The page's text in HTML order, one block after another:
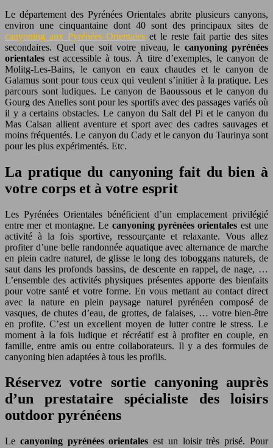
Le département des Pyrénées Orientales abrite plusieurs canyons,
environ une cinquantaine dont 40 sont des principaux sites de
canyoning aux Pyrénées Orientales et le reste fait partie des sites
secondaires. Quel que soit votre niveau, le canyoning pyrénées
orientales est accessible à tous. À titre d’exemples, le canyon de
Molitg-Les-Bains, le canyon en eaux chaudes et le canyon de
Galamus sont pour tous ceux qui veulent s’initier à la pratique. Les
parcours sont ludiques. Le canyon de Baoussous et le canyon du
Gourg des Anelles sont pour les sportifs avec des passages variés où
il y a certains obstacles. Le canyon du Salt del Pi et le canyon du
Mas Calsan allient aventure et sport avec des cadres sauvages et
moins fréquentés. Le canyon du Cady et le canyon du Taurinya sont
pour les plus expérimentés. Etc.
La pratique du canyoning fait du bien à
votre corps et à votre esprit
Les Pyrénées Orientales bénéficient d’un emplacement privilégié
entre mer et montagne. Le canyoning pyrénées orientales est une
activité à la fois sportive, ressourçante et relaxante. Vous allez
profiter d’une belle randonnée aquatique avec alternance de marche
en plein cadre naturel, de glisse le long des toboggans naturels, de
saut dans les profonds bassins, de descente en rappel, de nage, …
L’ensemble des activités physiques présentes apporte des bienfaits
pour votre santé et votre forme. En vous mettant au contact direct
avec la nature en plein paysage naturel pyrénéen composé de
vasques, de chutes d’eau, de grottes, de falaises, … votre bien-être
en profite. C’est un excellent moyen de lutter contre le stress. Le
moment à la fois ludique et récréatif est à profiter en couple, en
famille, entre amis ou entre collaborateurs. Il y a des formules de
canyoning bien adaptées à tous les profils.
Réservez votre sortie canyoning auprès
d’un prestataire spécialiste des loisirs
outdoor pyrénéens
Le canyoning pyrénées orientales est un loisir très prisé. Pour